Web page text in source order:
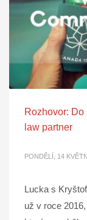
Rozhovor:
law partner
PONDĚLÍ, 14
Lucka s
už v roce